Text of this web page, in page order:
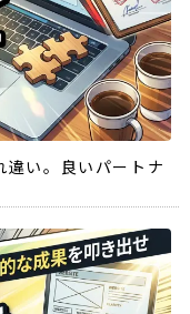
い。良いパートナ